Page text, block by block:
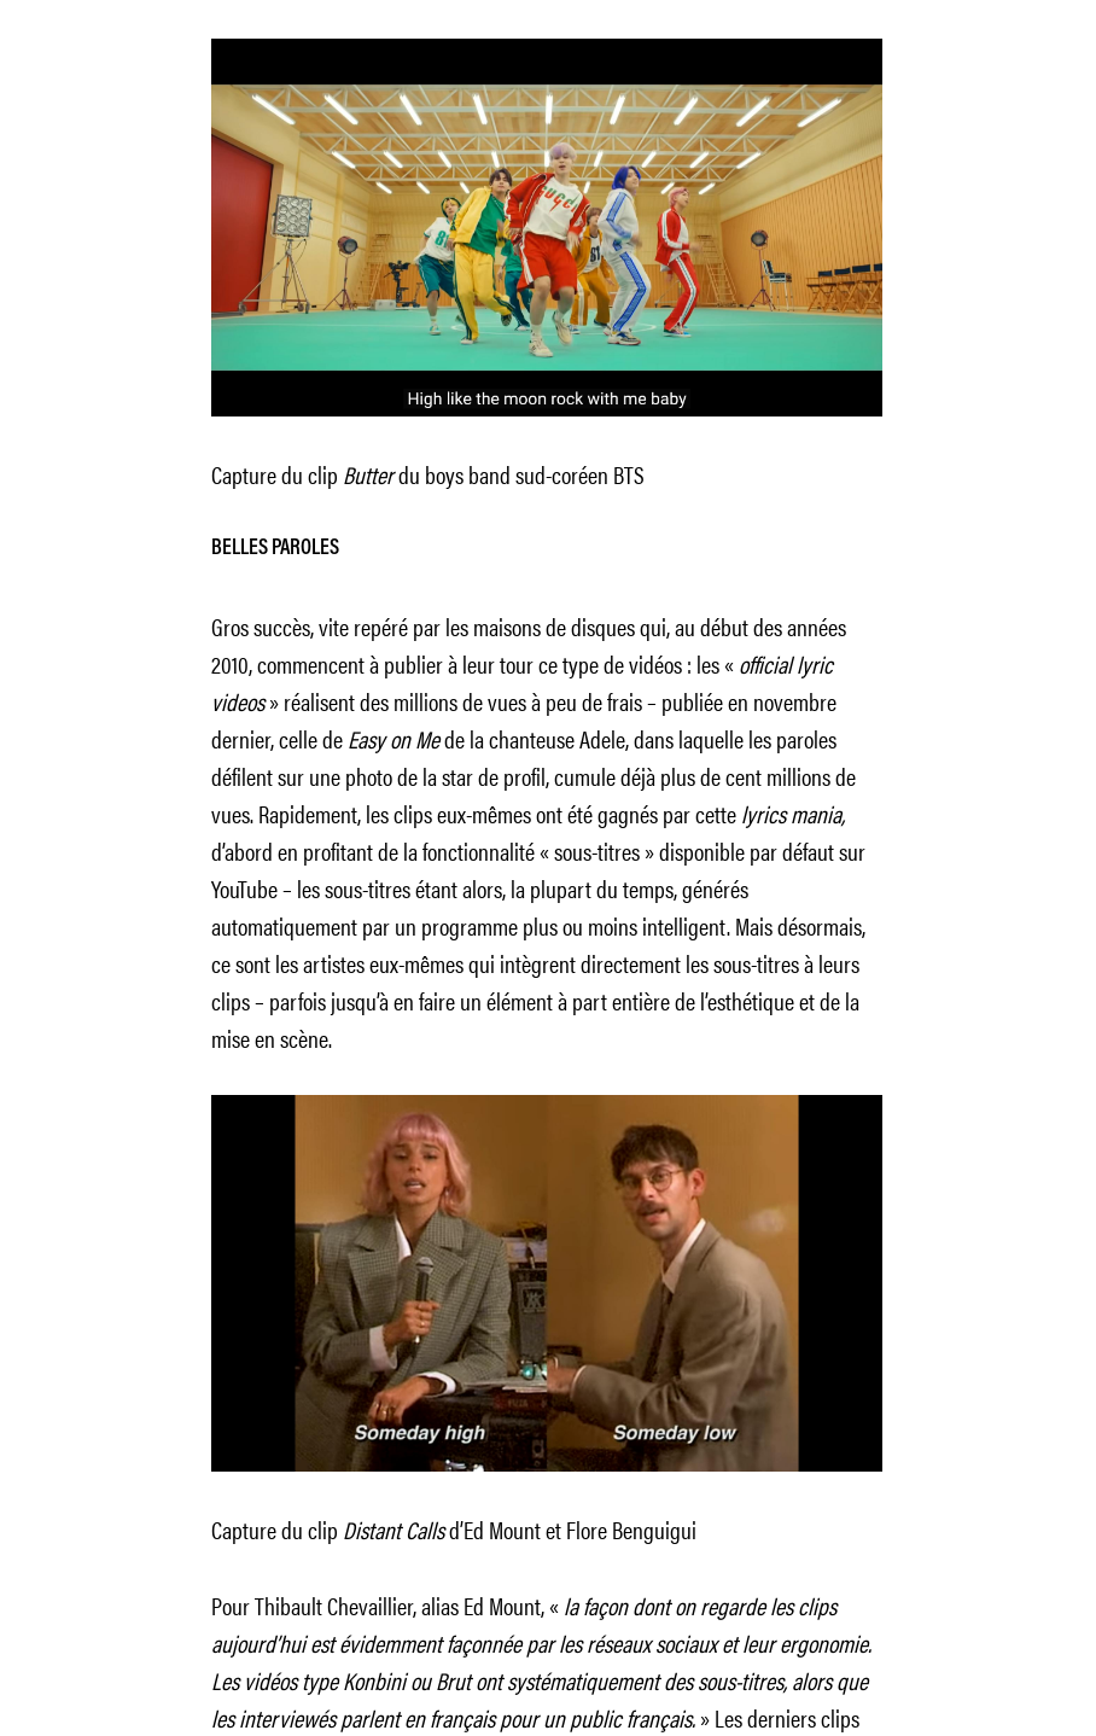
Capture du clip Butterdu boys band sud-coréen BTS
BELLES PAROLES
Gros succès, vite repéré par les maisons de disques qui, au début des années
2010, commencent à publier à leur tour ce type de vidéos : les «official lyric
videos» réalisent des millions de vues à peu de frais – publiée en novembre
dernier, celle deEasy on Mede la chanteuse Adele, dans laquelle les paroles
défilent sur une photo de la star de profil, cumule déjà plus de cent millions de
vues. Rapidement, les clips eux-mêmes ont été gagnés par cettelyrics mania,
d’abord en profitant de la fonctionnalité « sous-titres » disponible par défaut sur
YouTube – les sous-titres étant alors, la plupart du temps, générés
automatiquement par un programme plus ou moins intelligent. Mais désormais,
ce sont les artistes eux-mêmes qui intègrent directement les sous-titres à leurs
clips – parfois jusqu’à en faire un élément à part entière de l’esthétique et de la
mise en scène.
Capture du clip Distant Callsd’Ed Mount et Flore Benguigui
Pour Thibault Chevaillier, alias Ed Mount, «la façon dont on regarde les clips
aujourd’hui est évidemment façonnée par les réseaux sociaux et leur ergonomie.
Les vidéos type Konbini ou Brut ont systématiquement des sous-titres, alors que
les interviewés parlent en français pour un public français.» Les derniers clips